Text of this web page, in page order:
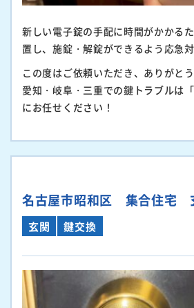
新しい電子錠の手配に時間がかかる
置し、施錠・解錠ができるよう応急
この度はご依頼いただき、ありがと
愛知・岐阜・三重での鍵トラブルは
にお任せください！
名古屋市昭和区 集合住宅
玄関 鍵交換